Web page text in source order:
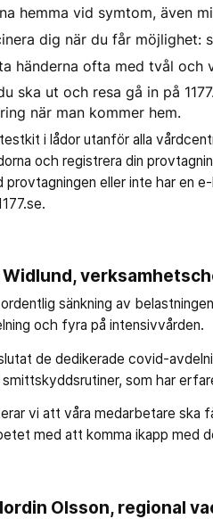
hemma vid symtom, även
dig när du får möjlighet:
händerna ofta med tvål och
ska ut och resa gå in på
när man kommer hem.
i lådor utanför alla
och registrera din
provtagningen eller inte har en
sänkning av
och fyra på intensivvården.
de dedikerade covid-
som har
vi att våra medarbetare ska
med att komma ikapp med
Olsson, regional